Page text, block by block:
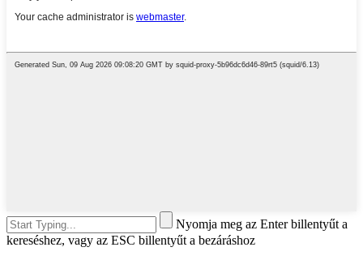
Nyomja meg az Enter billentyűt a
kereséshez, vagy az ESC billentyűt a bezáráshoz